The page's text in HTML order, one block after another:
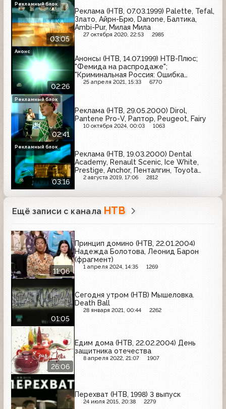
03:05
Реклама (НТВ, 07.03.1999) Palette, Tefal,
Злато, Айрн-Брю, Danone, Балтика,
Ambi-Pur, Милая Мила
27 октября 2020, 22:53 2985
Рекламный блок
02:26
Анонсы (НТВ, 14.07.1999) НТВ-Плюс;
"Фемида на распродаже";
"Криминальная Россия: Ошибка
киллера"; "Месть женщины"
25 апреля 2021, 15:33 6770
Анонс
02:41
Реклама (НТВ, 29.05.2000) Dirol,
Pantene Pro-V, Раптор, Peugeot, Fairy
10 октября 2024, 00:03 1063
Рекламный блок
03:16
Реклама (НТВ, 19.03.2000) Dental
Academy, Renault Scenic, Ice White,
Prestige, Anchor, Пенталгин, Toyota
Land Cruiser 100, Dirol, Красный восток
2 августа 2019, 17:06 2812
Рекламный блок
Ещё записи с канала НТВ
11:06
Принцип домино (НТВ, 22.01.2004)
Надежда Болотова, Леонид Барон
(фрагмент)
1 апреля 2024, 14:35 1269
01:05
Сегодня утром (НТВ) Мышеловка.
Death Ball
28 января 2021, 00:44 2262
26:06
Едим дома (НТВ, 22.02.2004) День
защитника отечества
8 апреля 2022, 21:07 1907
Перехват (НТВ, 1998) 3 выпуск
24 июля 2015, 20:38 2279